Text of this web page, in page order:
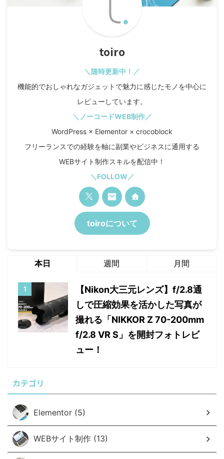
toiro
＼随時更新中！／
機能的でおしゃれなガジェットで魅力に感じたモノを中心に
レビューしています。
＼ノーコードWEB制作／
WordPress × Elementor × crocoblock
フリーランスでの経験を軸に副業やビジネスに通用する
WEBサイト制作スキルを配信中！
＼FOLLOW／
toiroについて
本日 週間 月間
【Nikon大三元レンズ】f/2.8通
しで圧縮効果を活かした写真が
撮れる「NIKKOR Z 70-200mm
f/2.8 VR S」を開封フォトレビ
ュー！
カテゴリ
Elementor (5)
WEBサイト制作 (13)